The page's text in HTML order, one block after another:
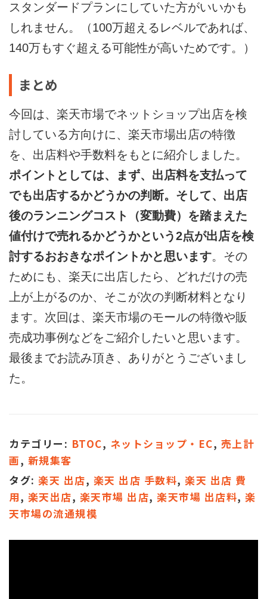
スタンダードプランにしていた方がいいかも
しれません。（100万超えるレベルであれば、
140万もすぐ超える可能性が高いためです。）
まとめ
今回は、楽天市場でネットショップ出店を検
討している方向けに、楽天市場出店の特徴
を、出店料や手数料をもとに紹介しました。
ポイントとしては、まず、出店料を支払って
でも出店するかどうかの判断。そして、出店
後のランニングコスト（変動費）を踏まえた
値付けで売れるかどうかという2点が出店を検
討するおおきなポイントかと思います。その
ためにも、楽天に出店したら、どれだけの売
上が上がるのか、そこが次の判断材料となり
ます。次回は、楽天市場のモールの特徴や販
売成功事例などをご紹介したいと思います。
最後までお読み頂き、ありがとうございまし
た。
カテゴリー: BTOC, ネットショップ・EC, 売上計
画, 新規集客
タグ: 楽天 出店, 楽天 出店 手数料, 楽天 出店 費
用, 楽天出店, 楽天市場 出店, 楽天市場 出店料, 楽
天市場の流通規模